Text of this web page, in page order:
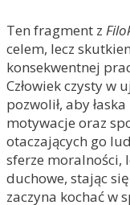
Ten fragment z
celem, lecz
konsekwentnej
Człowiek czysty w
pozwolił, aby
motywacje oraz
otaczających go
sferze moralności,
duchowe, stając
zaczyna kochać w